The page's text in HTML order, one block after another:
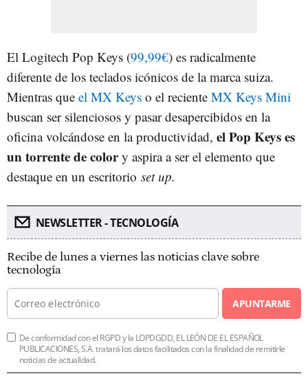
El Logitech Pop Keys (99,99€) es radicalmente
diferente de los teclados icónicos de la marca suiza.
Mientras que el MX Keys o el reciente MX Keys Mini
buscan ser silenciosos y pasar desapercibidos en la
oficina volcándose en la productividad, el Pop Keys es
un torrente de colory aspira a ser el elemento que
destaque en un escritorio set up.
NEWSLETTER - TECNOLOGÍA
Recibe de lunes a viernes las noticias clave sobre
tecnología
APUNTARME
De conformidad con el RGPD y la LOPDGDD, EL LEÓN DE EL ESPAÑOL
PUBLICACIONES, S.A. tratará los datos facilitados con la finalidad de remitirle
noticias de actualidad.